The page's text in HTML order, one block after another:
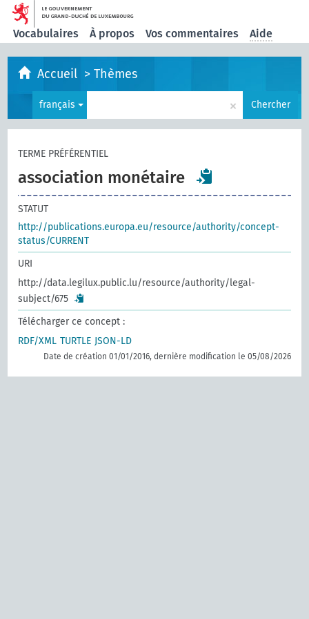
Vocabulaires À propos Vos commentaires Aide
Accueil >Thèmes
français × Chercher
TERME PRÉFÉRENTIEL
association monétaire
STATUT
http://publications.europa.eu/resource/authority/concept-
status/CURRENT
URI
http://data.legilux.public.lu/resource/authority/legal-
subject/675
Télécharger ce concept :
RDF/XML TURTLE JSON-LD
Date de création 01/01/2016, dernière modification le 05/08/2026